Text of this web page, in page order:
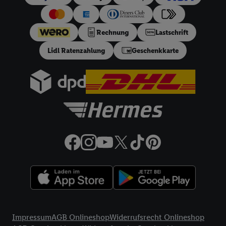
€ Bestellwert mit monatlicher Mindestrate von 10 €. Es gilt
ein effektiver Jahreszins von 10.99% p.a, entspricht einem
festen Sollzinssatz von 10,48% p.a. Repräsentatives Beispiel
gem. §17 (4) PAngV: Nettodarlehensbetrag 200 €,
Gesamtbetrag 212.10 €, 12 monatliche Raten à 17.68 €, eff.
Jahreszins 10.99% p.a. Der Teilzahlungsverkäufer ist Lidl
Digital Deutschland GmbH & Co. KG, Bonfelder Straße 2,
74206 Bad Wimpfen.
Lidl Plus Versandkostenfrei-Coupon:
Versandkostenfrei-Coupon gilt nur für Lidl Plus Nutzer bei
den in der Lidl Plus App vorgegebenen
Mindestbestellwert auf die im Warenkorb befindlichen Artikel
Mindestbestellwert angegeben ist, beträgt der
Mindestbestellwert 79 €. Sollte der jeweils geltende
Mindestbestellwert nachträglich in Folge einer Teilretoure
Rechnung zu stellen. Coupon wird nach Aktivierung
Rechnung Lastschrift
Lidl Ratenzahlung Geschenkkarte
ImpressumAGB OnlineshopWiderrufsrecht Onlineshop